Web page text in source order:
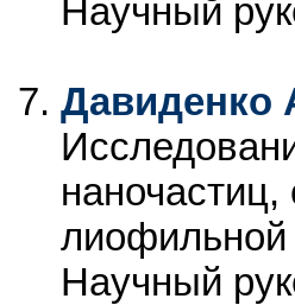
Научный
Давиденко
лиофильной
Научный